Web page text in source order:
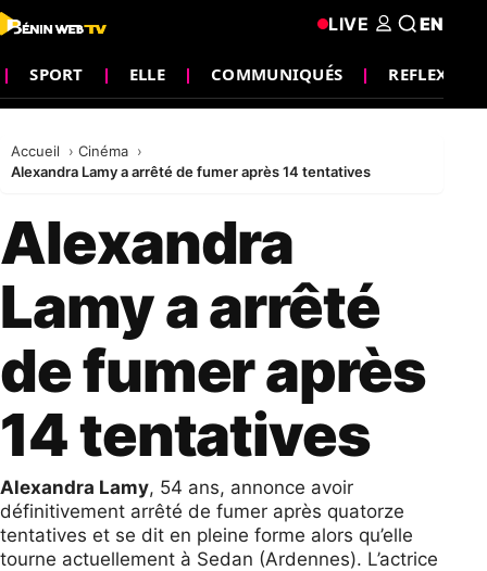
SPORT ELLE COMMUNIQUÉS REFLEXION
LIVE EN
Accueil
Cinéma
Alexandra Lamy a arrêté de fumer après 14 tentatives
Alexandra
Lamy a arrêté
de fumer après
14 tentatives
Alexandra Lamy, 54 ans, annonce avoir
définitivement arrêté de fumer après quatorze
tentatives et se dit en pleine forme alors qu’elle
tourne actuellement à Sedan (Ardennes). L’actrice